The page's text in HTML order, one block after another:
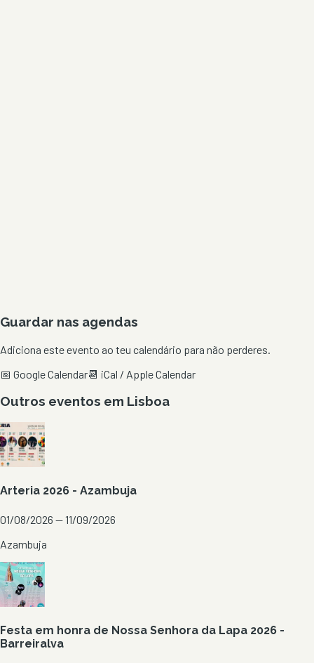
Guardar nas agendas
Adiciona este evento ao teu calendário para não perderes.
📅 Google Calendar📆 iCal / Apple Calendar
Outros eventos em Lisboa
Arteria 2026 - Azambuja
01/08/2026 — 11/09/2026
Azambuja
Festa em honra de Nossa Senhora da Lapa 2026 -
Barreiralva